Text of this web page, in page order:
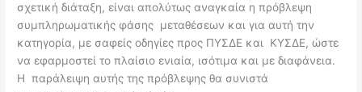
σχετική διάταξη, είναι απολύτως αναγκαία η πρόβλεψη
συμπληρωματικής φάσης μεταθέσεων και για αυτή την
κατηγορία, με σαφείς οδηγίες προς ΠΥΣΔΕ και ΚΥΣΔΕ, ώστε
να εφαρμοστεί το πλαίσιο ενιαία, ισότιμα και με διαφάνεια.
Η παράλειψη αυτής της πρόβλεψης θα συνιστά